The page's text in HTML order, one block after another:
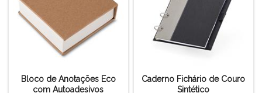
Bloco de Anotações Eco
com Autoadesivos
Caderno Fichário de Couro
Sintético